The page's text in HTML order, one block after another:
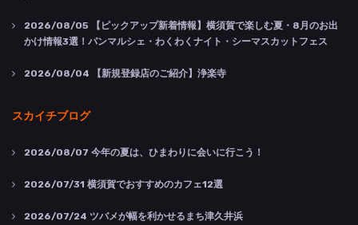
2026/08/05 【ピックアップ新着情報】横須賀で楽しむ夏・8月のお出
かけ情報3選！パンマルシェ・わくわくナイト・シーマスカットフェス
2026/08/04 【新規登録店のご紹介】浄楽寺
スカイチブログ
2026/08/07 今年の夏は、ひまわりに会いに行こう！
2026/07/31 横須賀でおすすめのカフェ12選
2026/07/24 ツバメが幅を利かせるまち津久井浜